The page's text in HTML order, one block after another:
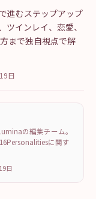
進むステップアップ
インレイ、恋愛、
まで独自視点で解
日
の編集チーム。
に関す
日